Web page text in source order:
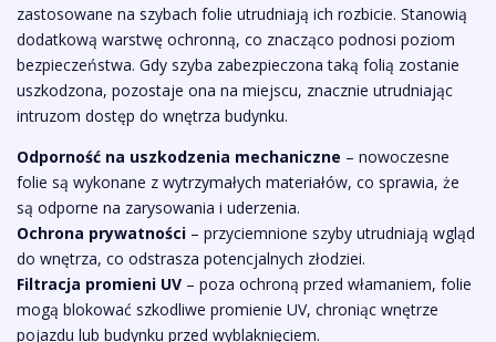
zastosowane na szybach folie utrudniają ich rozbicie. Stanowią
dodatkową warstwę ochronną, co znacząco podnosi poziom
bezpieczeństwa. Gdy szyba zabezpieczona taką folią zostanie
uszkodzona, pozostaje ona na miejscu, znacznie utrudniając
intruzom dostęp do wnętrza budynku.
Odporność na uszkodzenia mechaniczne – nowoczesne
folie są wykonane z wytrzymałych materiałów, co sprawia, że
są odporne na zarysowania i uderzenia.
Ochrona prywatności – przyciemnione szyby utrudniają wgląd
do wnętrza, co odstrasza potencjalnych złodziei.
Filtracja promieni UV – poza ochroną przed włamaniem, folie
mogą blokować szkodliwe promienie UV, chroniąc wnętrze
pojazdu lub budynku przed wyblaknięciem.